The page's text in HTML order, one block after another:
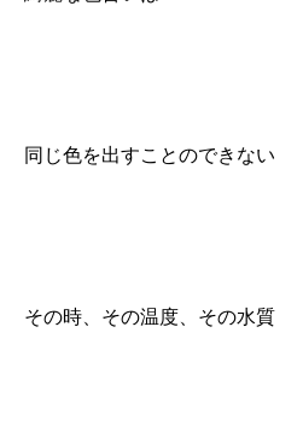
同じ色を出すことのできない
その時、その温度、その水質